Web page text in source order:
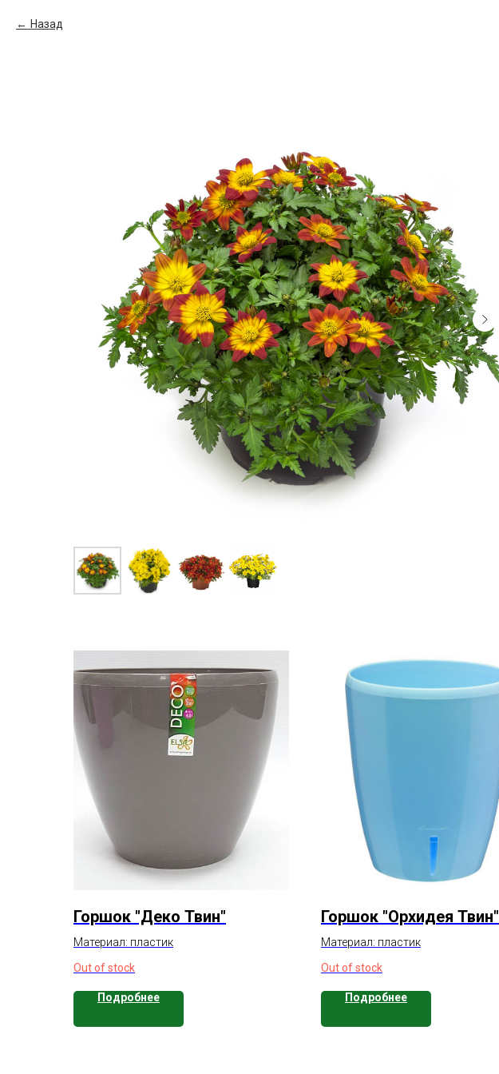
Назад
Горшок "Деко Твин"
Материал: пластик
Out of stock
Подробнее
Горшок "Орхидея Твин"
Материал: пластик
Out of stock
Подробнее